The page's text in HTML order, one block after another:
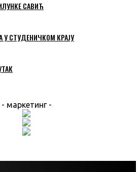
САВИЋ
СТУДЕНИЧКОМ КРАЈУ
- маркетинг -